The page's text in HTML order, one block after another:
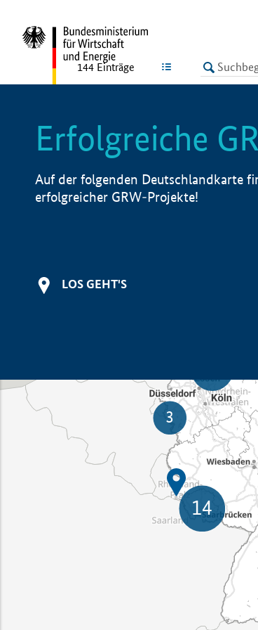
LISTE
144 Einträge
Erfolgreiche
Auf der folgenden Deutschlandkarte
erfolgreicher GRW-Projekte!
LOS GEHT'S